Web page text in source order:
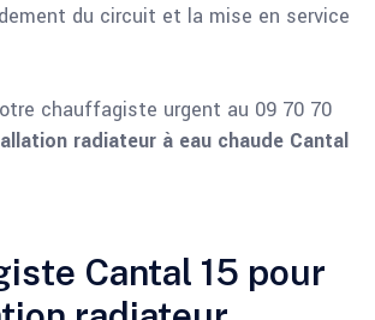
du circuit et la mise en service
chauffagiste urgent au 09 70 70
radiateur à eau chaude Cantal
Cantal 15 pour